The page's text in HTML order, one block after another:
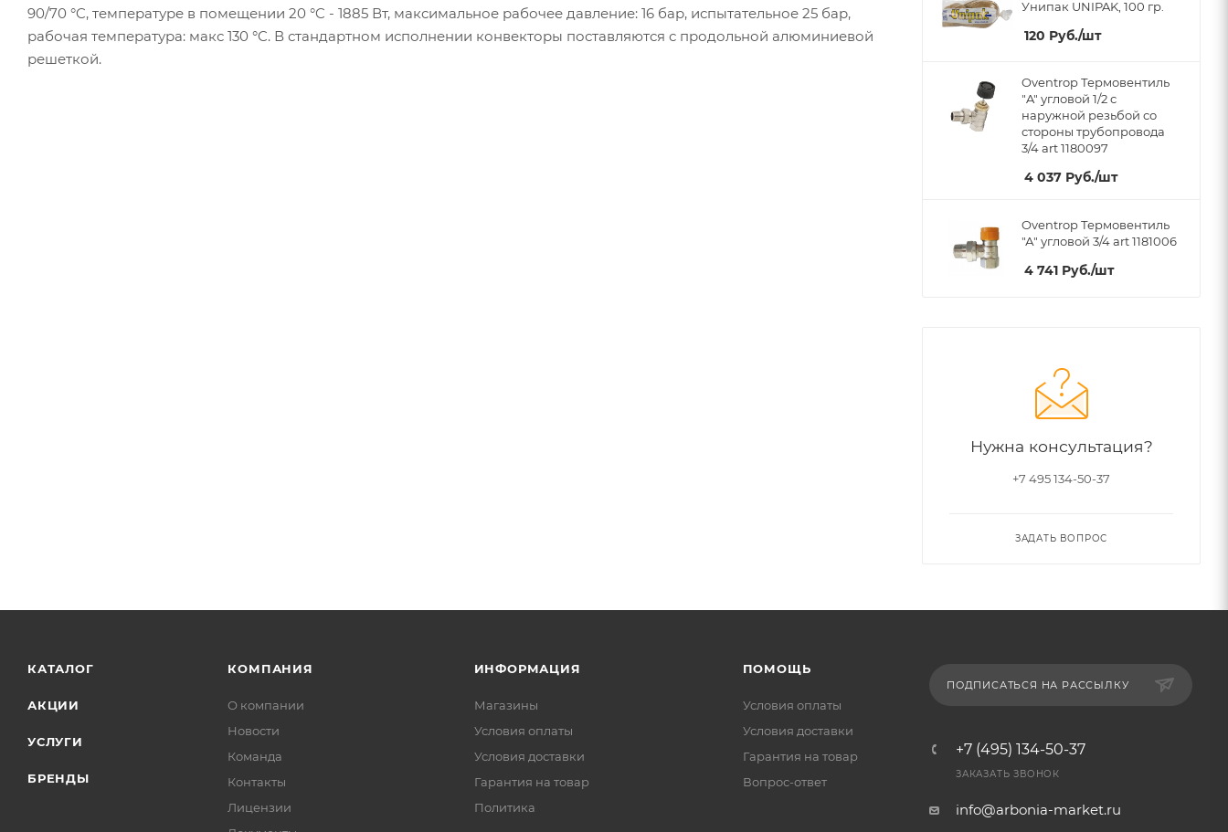
90/70 °C, температуре в помещении 20 °C - 1885 Вт, максимальное рабочее давление: 16 бар, испытательное 25 бар,
рабочая температура: макс 130 °C. В стандартном исполнении конвекторы поставляются с продольной алюминиевой
решеткой.
Унипак UNIPAK, 100 гр.
120 Руб./шт
Oventrop Термовентиль
"A" угловой 1/2 с
наружной резьбой со
стороны трубопровода
3/4 art 1180097
4 037 Руб./шт
Oventrop Термовентиль
"А" угловой 3/4 art 1181006
4 741 Руб./шт
Нужна консультация?
+7 495 134-50-37
ЗАДАТЬ ВОПРОС
КАТАЛОГ
АКЦИИ
УСЛУГИ
БРЕНДЫ
КОМПАНИЯ
О компании
Новости
Команда
Контакты
Лицензии
ИНФОРМАЦИЯ
Магазины
Условия оплаты
Условия доставки
Гарантия на товар
Политика
ПОМОЩЬ
Условия оплаты
Условия доставки
Гарантия на товар
Вопрос-ответ
ПОДПИСАТЬСЯ НА РАССЫЛКУ
+7 (495) 134-50-37
ЗАКАЗАТЬ ЗВОНОК
info@arbonia-market.ru